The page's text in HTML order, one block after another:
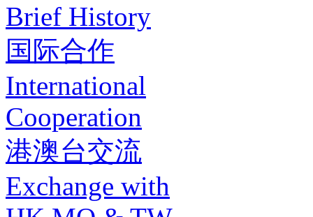
Brief History
国际合作
International
Cooperation
港澳台交流
Exchange with